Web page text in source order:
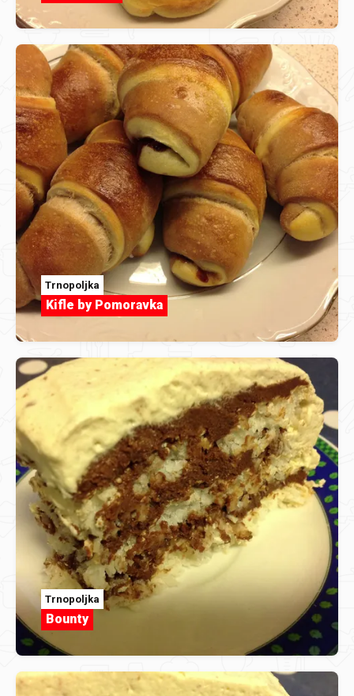
Trnopoljka
Kifle by Pomoravka
Trnopoljka
Bounty